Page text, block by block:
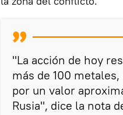
"La acción de hoy
más de 100
por un valor
Rusia", dice la nota